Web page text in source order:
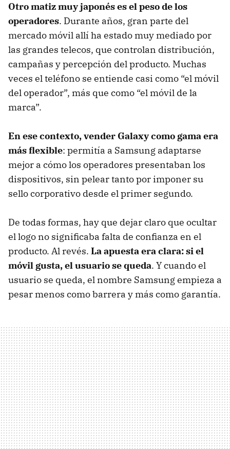
Otro matiz muy japonés es el peso de los
operadores. Durante años, gran parte del
mercado móvil allí ha estado muy mediado por
las grandes telecos, que controlan distribución,
campañas y percepción del producto. Muchas
veces el teléfono se entiende casi como “el móvil
del operador”, más que como “el móvil de la
marca”.
En ese contexto, vender Galaxy como gama era
más flexible: permitía a Samsung adaptarse
mejor a cómo los operadores presentaban los
dispositivos, sin pelear tanto por imponer su
sello corporativo desde el primer segundo.
De todas formas, hay que dejar claro que ocultar
el logo no significaba falta de confianza en el
producto. Al revés. La apuesta era clara: si el
móvil gusta, el usuario se queda. Y cuando el
usuario se queda, el nombre Samsung empieza a
pesar menos como barrera y más como garantía.